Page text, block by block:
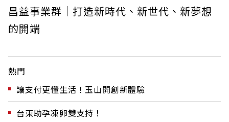
昌益事業群｜打造新時代、新世代、新夢想
的開端
熱門
讓支付更懂生活！玉山開創新體驗
台東助孕凍卵雙支持！